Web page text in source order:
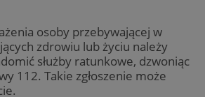
osoby przebywającej w
zdrowiu lub życiu należy
służby ratunkowe, dzwoniąc
112. Takie zgłoszenie może